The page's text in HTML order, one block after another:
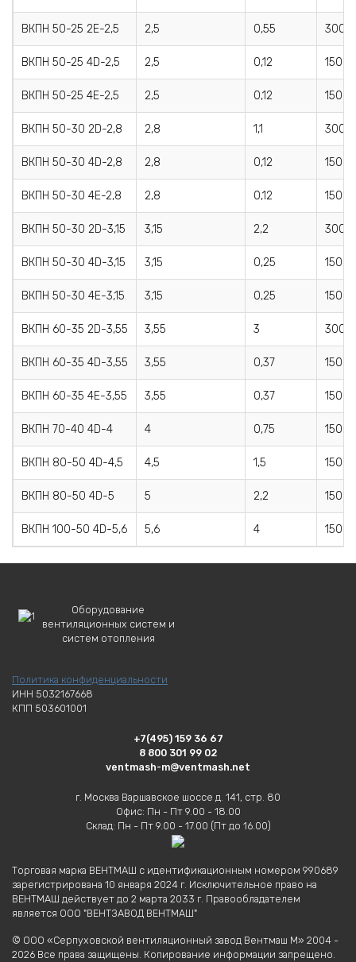
ВКПН 50-25 2E-2,5 2,5 0,55 3000
ВКПН 50-25 4D-2,5 2,5 0,12 1500
ВКПН 50-25 4E-2,5 2,5 0,12 1500
ВКПН 50-30 2D-2,8 2,8 1,1 3000
ВКПН 50-30 4D-2,8 2,8 0,12 1500
ВКПН 50-30 4E-2,8 2,8 0,12 1500
ВКПН 50-30 2D-3,15 3,15 2,2 3000
ВКПН 50-30 4D-3,15 3,15 0,25 1500
ВКПН 50-30 4E-3,15 3,15 0,25 1500
ВКПН 60-35 2D-3,55 3,55 3 3000
ВКПН 60-35 4D-3,55 3,55 0,37 1500
ВКПН 60-35 4E-3,55 3,55 0,37 1500
ВКПН 70-40 4D-4 4 0,75 1500
ВКПН 80-50 4D-4,5 4,5 1,5 1500
ВКПН 80-50 4D-5 5 2,2 1500
ВКПН 100-50 4D-5,6 5,6 4 1500
Оборудование
вентиляционных систем и
систем отопления
Политика конфиденциальности
ИНН 5032167668
КПП 503601001
+7(495) 159 36 67
8 800 301 99 02
ventmash-m@ventmash.net
г. Москва Варшавское шоссе д. 141, стр. 80
Офис: Пн - Пт 9.00 - 18.00
Склад: Пн - Пт 9.00 - 17.00 (Пт до 16.00)
Торговая марка ВЕНТМАШ с идентификационным номером 990689
зарегистрирована 10 января 2024 г. Исключительное право на
ВЕНТМАШ действует до 2 марта 2033 г. Правообладателем
является ООО "ВЕНТЗАВОД ВЕНТМАШ"
© ООО «Серпуховской вентиляционный завод Вентмаш М» 2004 -
2026 Все права защищены. Копирование информации запрещено.